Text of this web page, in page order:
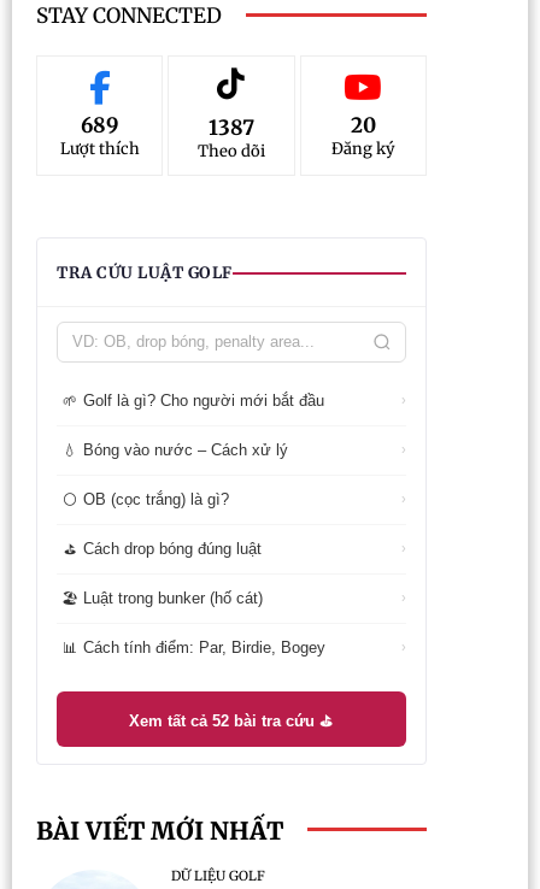
STAY CONNECTED
689
Lượt thích
1387
Theo dõi
20
Đăng ký
TRA CỨU LUẬT GOLF
🌱 Golf là gì? Cho người mới bắt đầu ›
💧 Bóng vào nước – Cách xử lý ›
⚪ OB (cọc trắng) là gì? ›
⛳ Cách drop bóng đúng luật ›
🏖️ Luật trong bunker (hố cát) ›
📊 Cách tính điểm: Par, Birdie, Bogey ›
Xem tất cả 52 bài tra cứu ⛳
BÀI VIẾT MỚI NHẤT
DỮ LIỆU GOLF